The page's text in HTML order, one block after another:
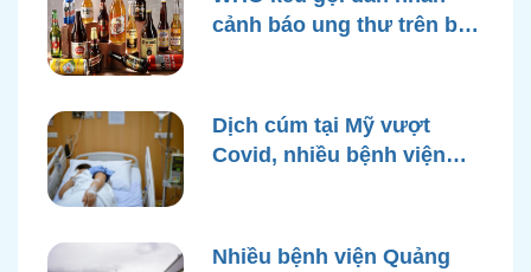
cảnh báo ung thư trên bao
Dịch cúm tại Mỹ vượt
Covid, nhiều bệnh viện
Nhiều bệnh viện Quảng